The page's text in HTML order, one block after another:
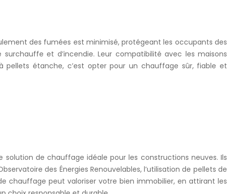
des fumées est minimisé, protégeant les occupants des
et d’incendie. Leur compatibilité avec les maisons
pellets étanche, c’est opter pour un chauffage sûr, fiable et
solution de chauffage idéale pour les constructions neuves. Ils
des Énergies Renouvelables, l’utilisation de pellets de
chauffage peut valoriser votre bien immobilier, en attirant les